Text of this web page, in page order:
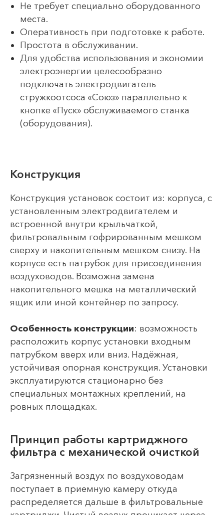
Не требует специально оборудованного
места.
Оперативность при подготовке к работе.
Простота в обслуживании.
Для удобства использования и экономии
электроэнергии целесообразно
подключать электродвигатель
стружкоотсоса «Союз» параллельно к
кнопке «Пуск» обслуживаемого станка
(оборудования).
Конструкция
Конструкция установок состоит из: корпуса, с
установленным электродвигателем и
встроенной внутри крыльчаткой,
фильтровальным гофрированным мешком
сверху и накопительным мешком снизу. На
корпусе есть патрубок для присоединения
воздуховодов. Возможна замена
накопительного мешка на металлический
ящик или иной контейнер по запросу.
Особенность конструкции: возможность
расположить корпус установки входным
патрубком вверх или вниз. Надёжная,
устойчивая опорная конструкция. Установки
эксплуатируются стационарно без
специальных монтажных креплений, на
ровных площадках.
Принцип работы картриджного
фильтра с механической очисткой
Загрязненный воздух по воздуховодам
поступает в приемную камеру откуда
распределяется дальше в фильтровальные